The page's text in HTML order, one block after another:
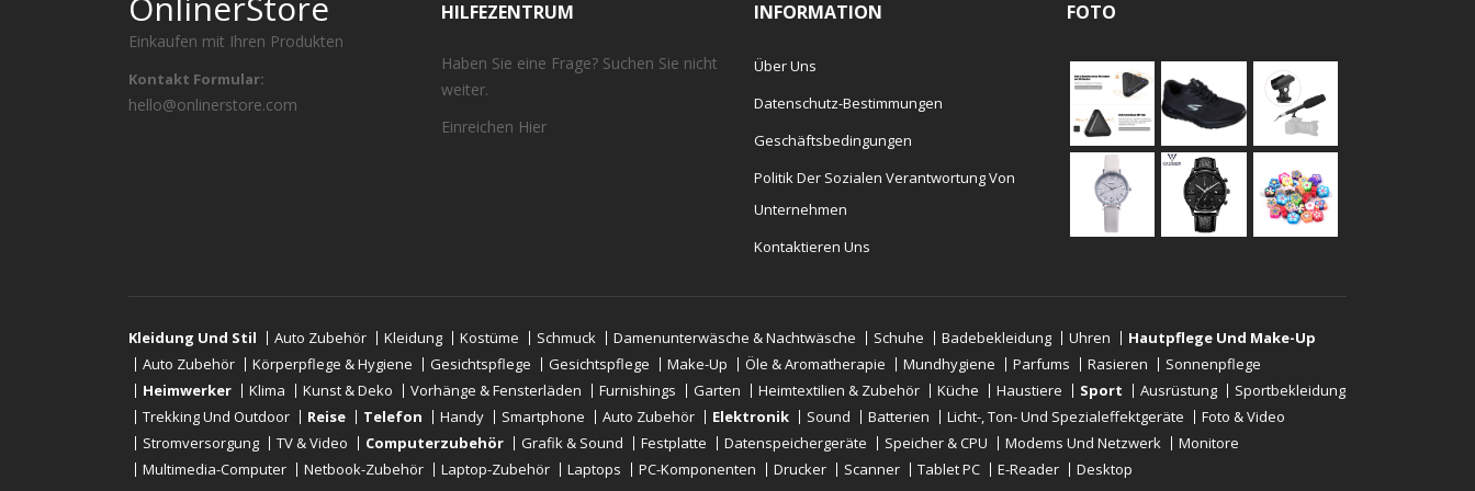
Einkaufen mit Ihren Produkten
Kontakt Formular:
hello@onlinerstore.com
HILFEZENTRUM
Haben Sie eine Frage? Suchen Sie nicht
weiter.
Einreichen Hier
INFORMATION
Über Uns
Datenschutz-Bestimmungen
Geschäftsbedingungen
Politik Der Sozialen Verantwortung Von
Unternehmen
Kontaktieren Uns
FOTO
Kleidung Und Stil Auto Zubehör Kleidung Kostüme Schmuck Damenunterwäsche & Nachtwäsche Schuhe Badebekleidung Uhren
Hautpflege Und Make-Up
Auto Zubehör
Körperpflege & Hygiene Gesichtspflege Gesichtspflege Make-Up Öle & Aromatherapie Mundhygiene Parfums Rasieren
Sonnenpflege
Heimwerker
Klima Kunst & Deko Vorhänge & Fensterläden Furnishings Garten Heimtextilien & Zubehör Küche Haustiere Sport Ausrüstung
Sportbekleidung
Trekking Und Outdoor
Reise Telefon Handy Smartphone Auto Zubehör Elektronik Sound Batterien Licht-, Ton- Und Spezialeffektgeräte
Foto & Video
Stromversorgung
TV & Video Computerzubehör Grafik & Sound Festplatte Datenspeichergeräte Speicher & CPU Modems Und Netzwerk
Monitore
Multimedia-Computer
Netbook-Zubehör Laptop-Zubehör Laptops PC-Komponenten Drucker Scanner Tablet PC E-Reader Desktop